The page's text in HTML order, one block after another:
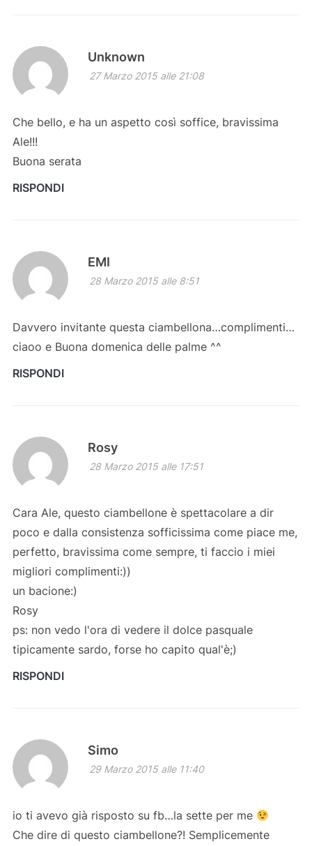
Unknown
27 Marzo 2015 alle 21:08
Che bello, e ha un aspetto così soffice, bravissima
Ale!!!
Buona serata
RISPONDI
EMI
28 Marzo 2015 alle 8:51
Davvero invitante questa ciambellona…complimenti…
ciaoo e Buona domenica delle palme ^^
RISPONDI
Rosy
28 Marzo 2015 alle 17:51
Cara Ale, questo ciambellone è spettacolare a dir
poco e dalla consistenza sofficissima come piace me,
perfetto, bravissima come sempre, ti faccio i miei
migliori complimenti:))
un bacione:)
Rosy
ps: non vedo l'ora di vedere il dolce pasquale
tipicamente sardo, forse ho capito qual'è;)
RISPONDI
Simo
29 Marzo 2015 alle 11:40
io ti avevo già risposto su fb…la sette per me
Che dire di questo ciambellone?! Semplicemente